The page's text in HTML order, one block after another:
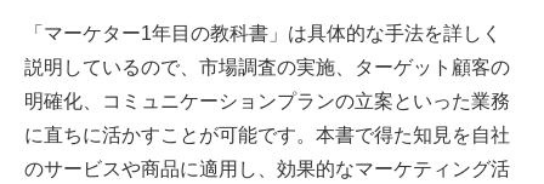
「マーケター1年目の教科書」は具体的な手法を詳しく
説明しているので、市場調査の実施、ターゲット顧客の
明確化、コミュニケーションプランの立案といった業務
に直ちに活かすことが可能です。本書で得た知見を自社
のサービスや商品に適用し、効果的なマーケティング活